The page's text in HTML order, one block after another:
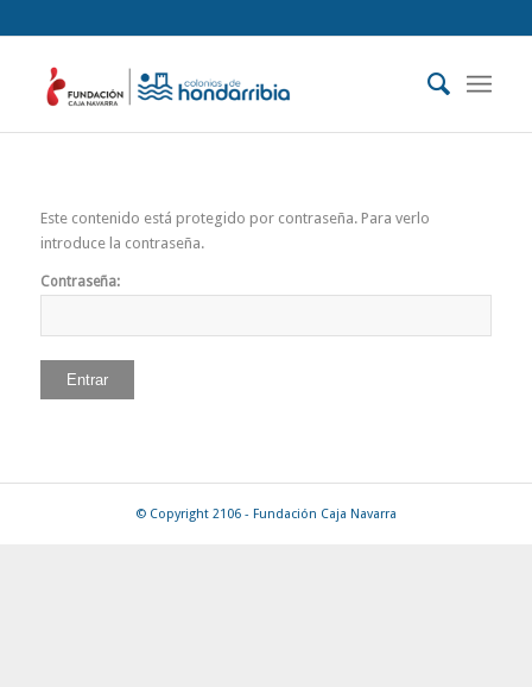
Este contenido está protegido por contraseña. Para verlo
introduce la contraseña.
Contraseña:
© Copyright 2106 - Fundación Caja Navarra